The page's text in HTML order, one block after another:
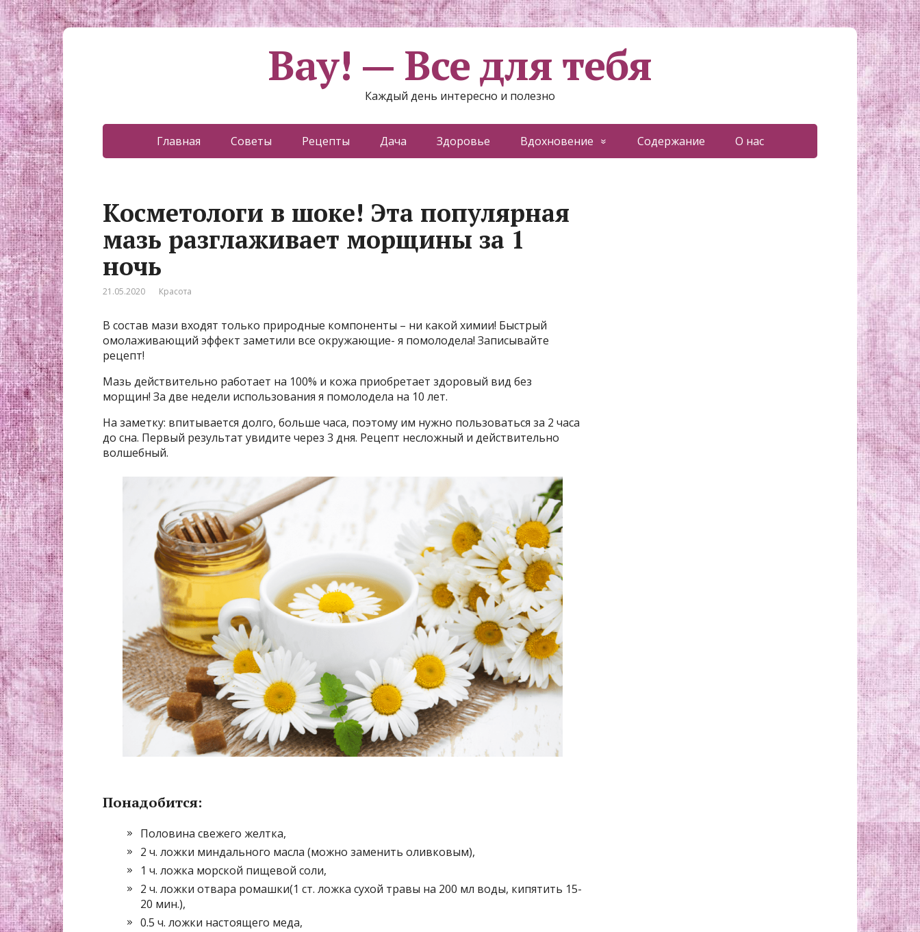
Вау! — Все для тебя
Каждый день интересно и полезно
Главная Советы Рецепты Дача Здоровье Вдохновение Содержание О нас
Косметологи в шоке! Эта популярная
мазь разглаживает морщины за 1
ночь
21.05.2020 Красота
В состав мази входят только природные компоненты – ни какой химии! Быстрый
омолаживающий эффект заметили все окружающие- я помолодела! Записывайте
рецепт!
Мазь действительно работает на 100% и кожа приобретает здоровый вид без
морщин! За две недели использования я помолодела на 10 лет.
На заметку: впитывается долго, больше часа, поэтому им нужно пользоваться за 2 часа
до сна. Первый результат увидите через 3 дня. Рецепт несложный и действительно
волшебный.
Понадобится:
Половина свежего желтка,
2 ч. ложки миндального масла (можно заменить оливковым),
1 ч. ложка морской пищевой соли,
2 ч. ложки отвара ромашки(1 ст. ложка сухой травы на 200 мл воды, кипятить 15-
20 мин.),
0.5 ч. ложки настоящего меда,